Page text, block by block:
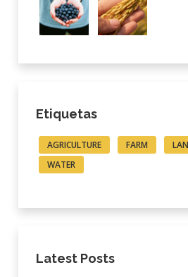
Etiquetas
AGRICULTURE FARM
WATER
Latest Posts